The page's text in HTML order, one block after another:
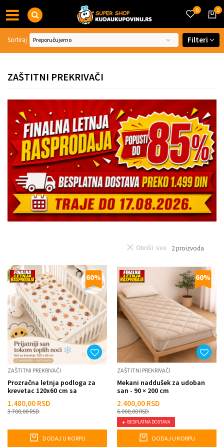
0
0
ZAŠTITNI PREKRIVAČI
Sortiraj Filteri
2 proizvoda
Obriši sve
60%
ZAŠTITNI PREKRIVAČI
Prozračna letnja podloga za
krevetac 120x60 cm sa
1.480,00 RSD
3.700,00RSD
DODAJ U KORPU
60%
ZAŠTITNI PREKRIVAČI
Mekani naddušek za udoban
san - 90 × 200 cm
2.400,00 RSD
6.000,00RSD
BESPLATNA DOSTAVA
DODAJ U KORPU